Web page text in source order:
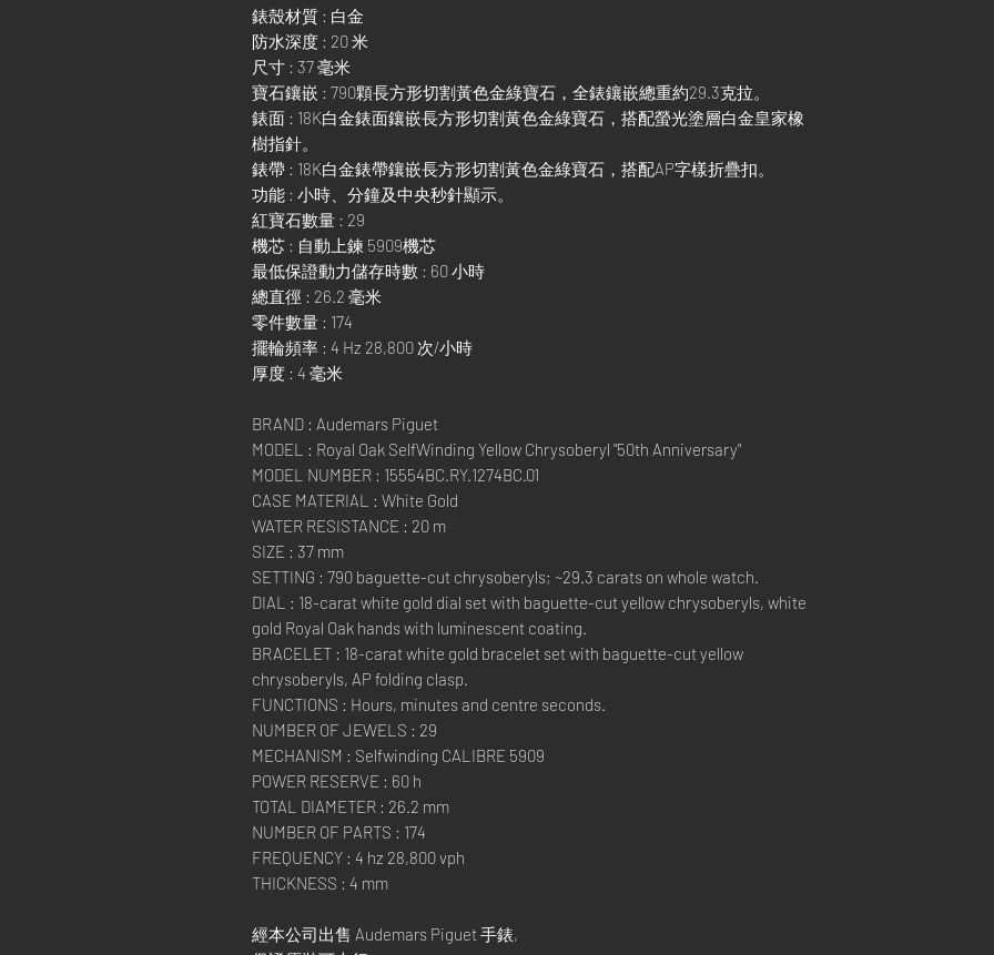
錶殼材質 : 白金
防水深度 : 20 米
尺寸 : 37 毫米
寶石鑲嵌 : 790顆長方形切割黃色金綠寶石，全錶鑲嵌總重約29.3克拉。
錶面 : 18K白金錶面鑲嵌長方形切割黃色金綠寶石，搭配螢光塗層白金皇家橡
樹指針。
錶帶 : 18K白金錶帶鑲嵌長方形切割黃色金綠寶石，搭配AP字樣折疊扣。
功能 : 小時、分鐘及中央秒針顯示。
紅寶石數量 : 29
機芯 : 自動上鍊 5909機芯
最低保證動力儲存時數 : 60 小時
總直徑 : 26.2 毫米
零件數量 : 174
擺輪頻率 : 4 Hz 28,800 次/小時
厚度 : 4 毫米
BRAND : Audemars Piguet
MODEL : Royal Oak SelfWinding Yellow Chrysoberyl "50th Anniversary"
MODEL NUMBER : 15554BC.RY.1274BC.01
CASE MATERIAL : White Gold
WATER RESISTANCE : 20 m
SIZE : 37 mm
SETTING : 790 baguette-cut chrysoberyls; ~29.3 carats on whole watch.
DIAL : 18-carat white gold dial set with baguette-cut yellow chrysoberyls, white
gold Royal Oak hands with luminescent coating.
BRACELET : 18-carat white gold bracelet set with baguette-cut yellow
chrysoberyls, AP folding clasp.
FUNCTIONS : Hours, minutes and centre seconds.
NUMBER OF JEWELS : 29
MECHANISM : Selfwinding CALIBRE 5909
POWER RESERVE : 60 h
TOTAL DIAMETER : 26.2 mm
NUMBER OF PARTS : 174
FREQUENCY : 4 hz 28,800 vph
THICKNESS : 4 mm
經本公司出售 Audemars Piguet 手錶,